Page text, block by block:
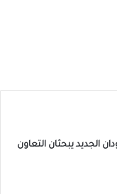
الجديد يبحثان التعاون